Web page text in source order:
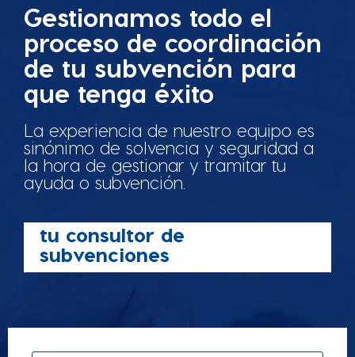
Gestionamos todo el
proceso de coordinación
de tu subvención para
que tenga éxito
La experiencia de nuestro equipo es
sinónimo de solvencia y seguridad a
la hora de gestionar y tramitar tu
ayuda o subvención.
tu consultor de
subvenciones